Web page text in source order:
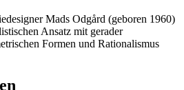
Mads Odgård (geboren 1960)
Ansatz mit gerader
Formen und Rationalismus